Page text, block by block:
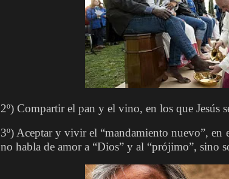
2º) Compartir el pan y el vino, en los que Jesús
3º) Aceptar y vivir el “mandamiento nuevo”, en
no habla de amor a “Dios” y al “prójimo”, sino